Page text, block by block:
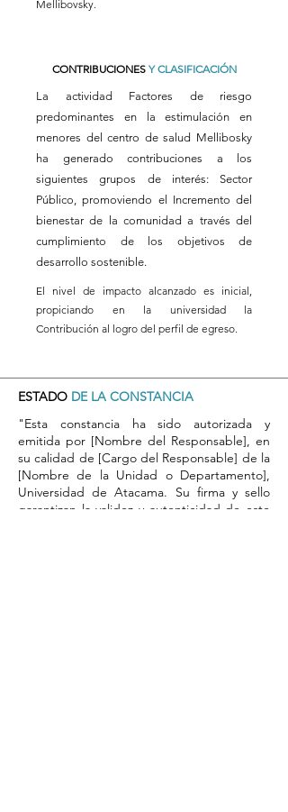
Mellibovsky.
CONTRIBUCIONES Y CLASIFICACIÓN
La actividad Factores de riesgo
predominantes en la estimulación en
menores del centro de salud Mellibosky
ha generado contribuciones a los
siguientes grupos de interés: Sector
Público, promoviendo el Incremento del
bienestar de la comunidad a través del
cumplimiento de los objetivos de
desarrollo sostenible.
El nivel de impacto alcanzado es inicial,
propiciando en la universidad la
Contribución al logro del perfil de egreso.
ESTADO DE LA CONSTANCIA
"Esta constancia ha sido autorizada y
emitida por [Nombre del Responsable], en
su calidad de [Cargo del Responsable] de la
[Nombre de la Unidad o Departamento],
Universidad de Atacama. Su firma y sello
garantizan la validez y autenticidad de este